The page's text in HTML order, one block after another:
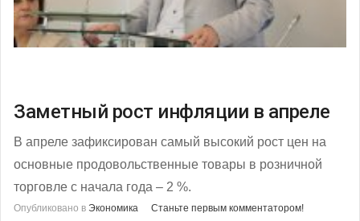
Заметный рост инфляции в апреле
В апреле зафиксирован самый высокий рост цен на
основные продовольственные товары в розничной
торговле с начала года – 2 %.
Опубликовано в Экономика
Станьте первым комментатором!